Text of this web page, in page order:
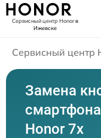
Сервисный центр Honorв
Ижевске
Сервисный центр
Замена
смартфона
Honor 7x